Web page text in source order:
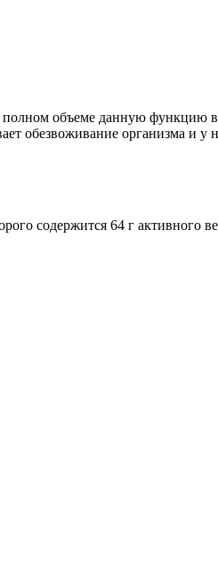
полном объеме данную функцию
обезвоживание организма и у
содержится 64 г активного